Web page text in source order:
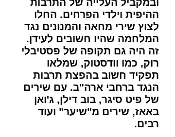
ובמקביל העלייה של התרבות
ההיפית וילדי הפרחים. החלו
לצוץ שירי מחאה והמנונים נגד
המלחמה שהיו חשובים לעידן.
זה היה גם תקופה של פסטיבלי
רוק, כמו וודסטוק, שמלאו
תפקיד חשוב בהפצת תרבות
הנגד ברחבי ארה"ב. עם שירים
של פיט סיגר, בוב דילן, ג'ואן
באאז, שירים מ"שיער" ועוד
רבים.